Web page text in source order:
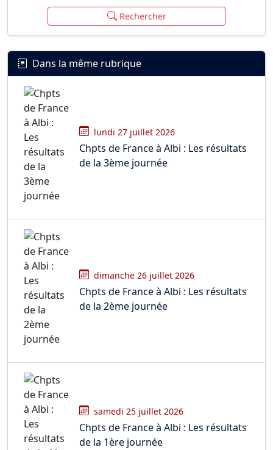
Rechercher
Dans la même rubrique
lundi 27 juillet 2026
Chpts de France à Albi : Les résultats
de la 3ème journée
dimanche 26 juillet 2026
Chpts de France à Albi : Les résultats
de la 2ème journée
samedi 25 juillet 2026
Chpts de France à Albi : Les résultats
de la 1ère journée